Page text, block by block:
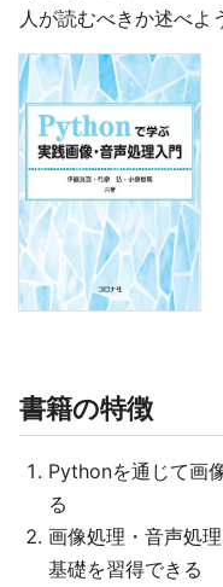
人が読むべきか述べよ
書籍の特徴
Pythonを通じて画
る
画像処理・音声処
基礎を習得できる